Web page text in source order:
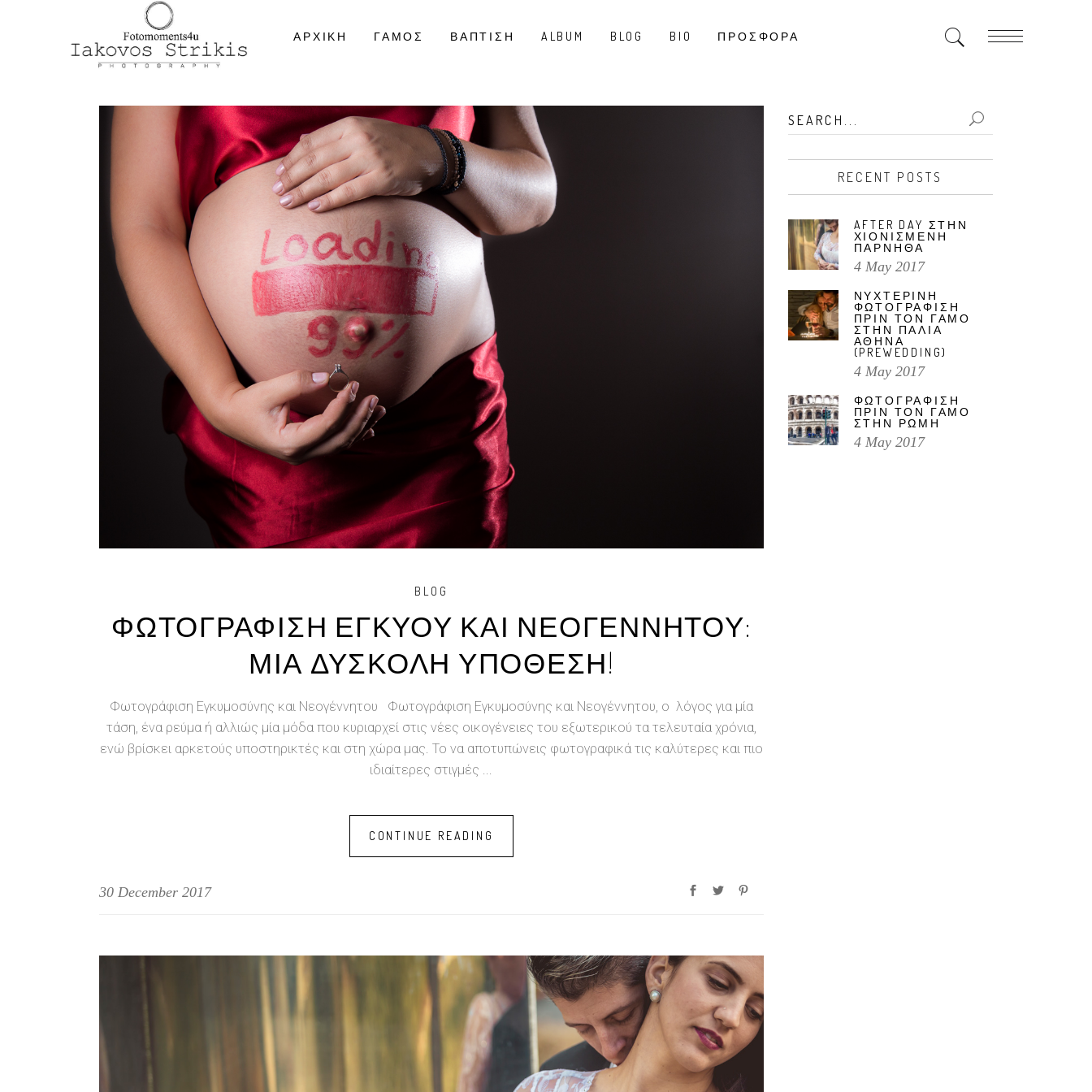
ΑΡΧΙΚΗ ΓΑΜΟΣ ΒΑΠΤΙΣΗ ALBUM BLOG BIO ΠΡΟΣΦΟΡΑ
BLOG
ΦΩΤΟΓΡΑΦΙΣΗ ΕΓΚΥΟΥ ΚΑΙ ΝΕΟΓΕΝΝΗΤΟΥ:
ΜΙΑ ΔΥΣΚΟΛΗ ΥΠΟΘΕΣΗ!
Φωτογράφιση Εγκυμοσύνης και Νεογέννητου Φωτογράφιση Εγκυμοσύνης και Νεογέννητου, ο λόγος για μία
τάση, ένα ρεύμα ή αλλιώς μία μόδα που κυριαρχεί στις νέες οικογένειες του εξωτερικού τα τελευταία χρόνια,
ενώ βρίσκει αρκετούς υποστηρικτές και στη χώρα μας. Το να αποτυπώνεις φωτογραφικά τις καλύτερες και πιο
ιδιαίτερες στιγμές
CONTINUE READING
30 December 2017
Search
for:
RECENT POSTS
AFTER DAY ΣΤΗΝ
ΧΙΟΝΙΣΜΕΝΗ
ΠΑΡΝΗΘΑ
4 May 2017
ΝΥΧΤΕΡΙΝΗ
ΦΩΤΟΓΡΑΦΙΣΗ
ΠΡΙΝ ΤΟΝ ΓΑΜΟ
ΣΤΗΝ ΠΑΛΙΑ
ΑΘΗΝΑ
(PREWEDDING)
4 May 2017
ΦΩΤΟΓΡΑΦΙΣΗ
ΠΡΙΝ ΤΟΝ ΓΑΜΟ
ΣΤΗΝ ΡΩΜΗ
4 May 2017